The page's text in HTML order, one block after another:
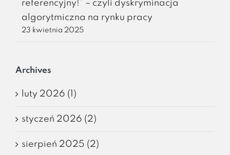
referencyjny!” – czyli dyskryminacja
algorytmiczna na rynku pracy
23 kwietnia 2025
Archives
luty 2026 (1)
styczeń 2026 (2)
sierpień 2025 (2)